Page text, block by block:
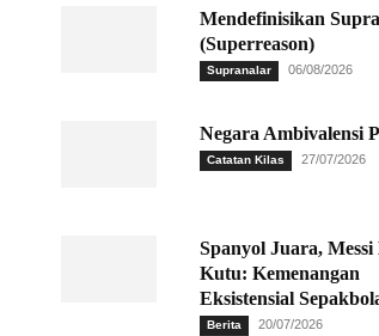
Mendefinisikan
(Superreason)
Supranalar 06/08/2026
Negara Ambivalensi
Catatan Kilas 27/07/2026
Spanyol Juara,
Kutu: Kemenangan
Eksistensial
Berita 20/07/2026